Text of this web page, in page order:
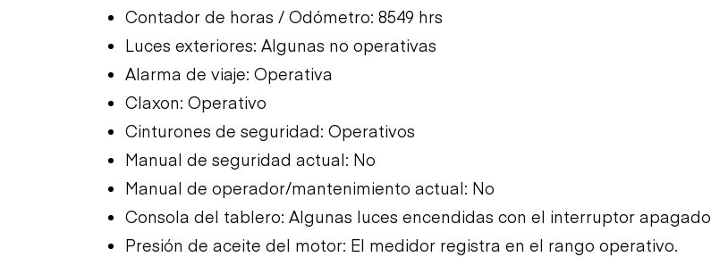
Contador de horas / Odómetro: 8549 hrs
Luces exteriores: Algunas no operativas
Alarma de viaje: Operativa
Claxon: Operativo
Cinturones de seguridad: Operativos
Manual de seguridad actual: No
Manual de operador/mantenimiento actual: No
Consola del tablero: Algunas luces encendidas con el interruptor apagado
Presión de aceite del motor: El medidor registra en el rango operativo.